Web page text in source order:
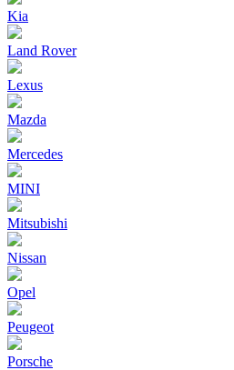
Kia
Land Rover
Lexus
Mazda
Mercedes
MINI
Mitsubishi
Nissan
Opel
Peugeot
Porsche